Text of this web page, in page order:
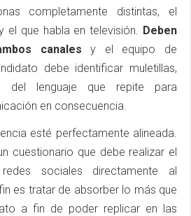
completamente distintas, el
el que habla en televisión. Deben
canalesy el equipo de
debe identificar muletillas,
del lenguaje que repite para
en consecuencia.
esté perfectamente alineada.
cuestionario que debe realizar el
sociales directamente al
es tratar de absorber lo más que
a fin de poder replicar en las